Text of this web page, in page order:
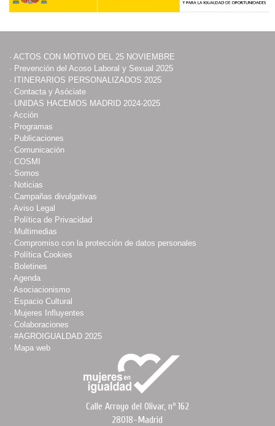
· ACTOS CON MOTIVO DEL 25 NOVIEMBRE
· Prevención del Acoso Laboral y Sexual 2025
· ITINERARIOS PERSONALIZADOS 2025
· Contacta y Asóciate
· UNIDAS HACEMOS MADRID 2024-2025
· Acción
· Programas
· Publicaciones
· Comunicación
· COSMI
· Somos
· Noticias
· Campañas divulgativas
· Aviso Legal
· Política de Privacidad
· Multimedias
· Compromiso con la protección de datos personales
· Política Cookies
· Boletines
· Agenda
· Asociacionismo
· Espacio Cultural
· Mujeres Influyentes
· Colaboraciones
· #AGROIGUALDAD 2025
· Mapa web
Calle Arroyo del Olivar, nº 162
28018-Madrid